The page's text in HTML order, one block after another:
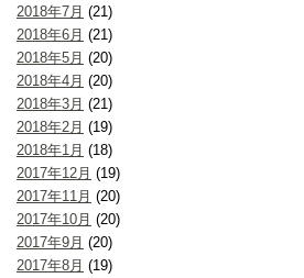
2018年7月 (21)
2018年6月 (21)
2018年5月 (20)
2018年4月 (20)
2018年3月 (21)
2018年2月 (19)
2018年1月 (18)
2017年12月 (19)
2017年11月 (20)
2017年10月 (20)
2017年9月 (20)
2017年8月 (19)